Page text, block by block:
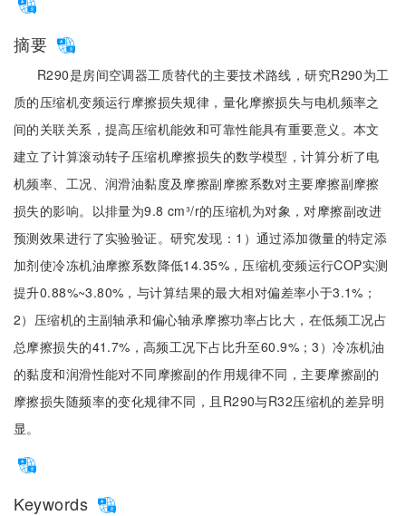
摘要
R290是房间空调器工质替代的主要技术路线，研究R290为工
质的压缩机变频运行摩擦损失规律，量化摩擦损失与电机频率之
间的关联关系，提高压缩机能效和可靠性能具有重要意义。本文
建立了计算滚动转子压缩机摩擦损失的数学模型，计算分析了电
机频率、工况、润滑油黏度及摩擦副摩擦系数对主要摩擦副摩擦
损失的影响。以排量为9.8 cm³/r的压缩机为对象，对摩擦副改进
预测效果进行了实验验证。研究发现：1）通过添加微量的特定添
加剂使冷冻机油摩擦系数降低14.35%，压缩机变频运行COP实测
提升0.88%~3.80%，与计算结果的最大相对偏差率小于3.1%；
2）压缩机的主副轴承和偏心轴承摩擦功率占比大，在低频工况占
总摩擦损失的41.7%，高频工况下占比升至60.9%；3）冷冻机油
的黏度和润滑性能对不同摩擦副的作用规律不同，主要摩擦副的
摩擦损失随频率的变化规律不同，且R290与R32压缩机的差异明
显。
Keywords